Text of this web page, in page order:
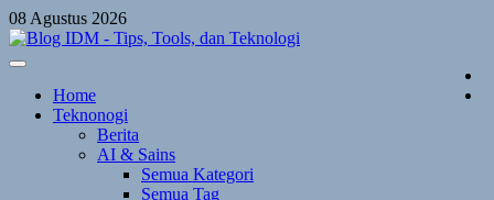
Skip
to
content
08 Agustus 2026
Home
Teknonogi
Berita
AI & Sains
Semua Kategori
Semua Tag